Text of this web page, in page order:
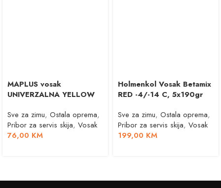
MAPLUS vosak
UNIVERZALNA YELLOW
Sve za zimu, Ostala oprema,
Pribor za servis skija, Vosak
76,00 KM
Holmenkol Vosak Betamix
RED -4/-14 C, 5x190gr
Sve za zimu, Ostala oprema,
Pribor za servis skija, Vosak
199,00 KM